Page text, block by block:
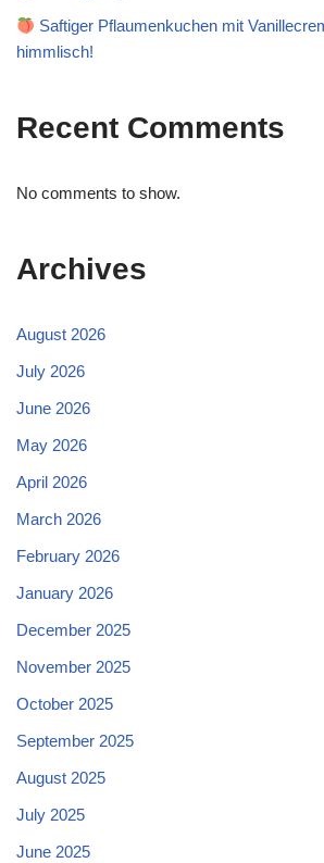
Saftiger Pflaumenkuchen mit
himmlisch!
Recent Comments
No comments to show.
Archives
August 2026
July 2026
June 2026
May 2026
April 2026
March 2026
February 2026
January 2026
December 2025
November 2025
October 2025
September 2025
August 2025
July 2025
June 2025